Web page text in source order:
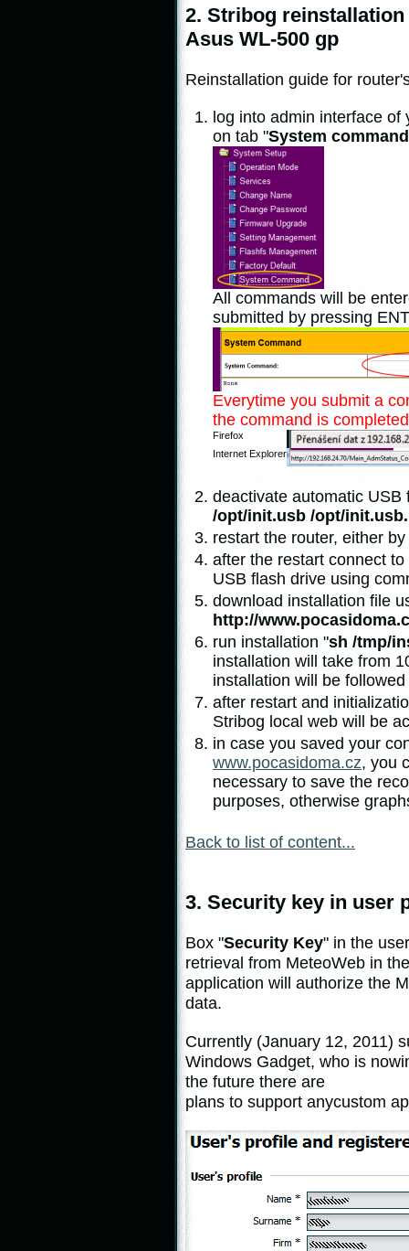
2. Stribog
Asus WL-500 gp
Reinstallation guide for
log into admin interface
on tab "System command
All commands will be
submitted by pressing
Everytime you submit a
the command is
Firefox
Internet Explorer
deactivate automatic
/opt/init.usb /opt/
restart the router, either
after the restart connect
USB flash drive using
download installation file
http://
run installation "sh /tmp/
installation will take from
installation will be
after restart and
Stribog local web will be
in case you saved your
www.pocasidoma.cz, you
necessary to save the
purposes, otherwise
Back to list of content...
3. Security key in user
Box "Security Key" in the
retrieval from MeteoWeb in
application will authorize the
data.
Currently (January 12, 2011)
Windows Gadget, who is now
the future there are
plans to support anycustom